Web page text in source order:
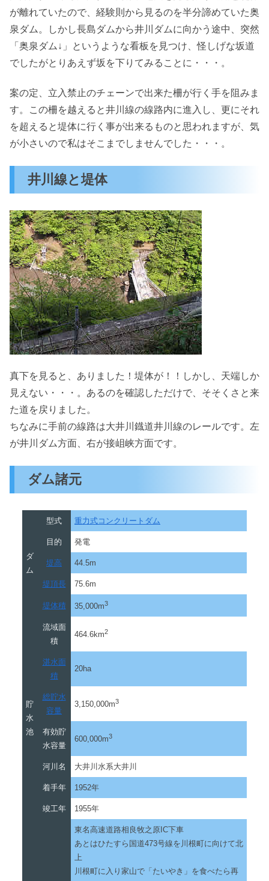
が離れていたので、経験則から見るのを半分諦めていた奥
泉ダム。しかし長島ダムから井川ダムに向かう途中、突然
「奥泉ダム↓」というような看板を見つけ、怪しげな坂道
でしたがとりあえず坂を下りてみることに・・・。
案の定、立入禁止のチェーンで出来た柵が行く手を阻みま
す。この柵を越えると井川線の線路内に進入し、更にそれ
を超えると堤体に行く事が出来るものと思われますが、気
が小さいので私はそこまでしませんでした・・・。
井川線と堤体
真下を見ると、ありました！堤体が！！しかし、天端しか
見えない・・・。あるのを確認しただけで、そそくさと来
た道を戻りました。
ちなみに手前の線路は大井川鐡道井川線のレールです。左
が井川ダム方面、右が接岨峡方面です。
ダム諸元
ダ
ム
型式 重力式コンクリートダム
目的 発電
堤高 44.5m
堤頂長 75.6m
堤体積 35,000m3
貯
水
池
流域面
積
464.6km2
湛水面
積
20ha
総貯水
容量
3,150,000m3
有効貯
水容量
600,000m3
河川名 大井川水系大井川
着手年 1952年
竣工年 1955年
東名高速道路相良牧之原IC下車
あとはひたすら国道473号線を川根町に向けて北
上
川根町に入り家山で「たいやき」を食べたら再